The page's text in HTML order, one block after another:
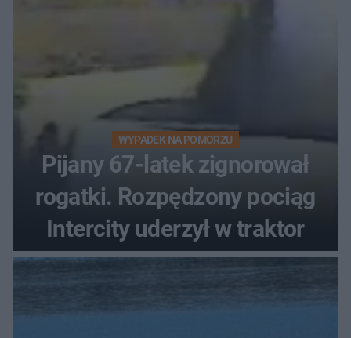
WYPADEK NA POMORZU
Pijany 67-latek zignorował
rogatki. Rozpędzony pociąg
Intercity uderzył w traktor